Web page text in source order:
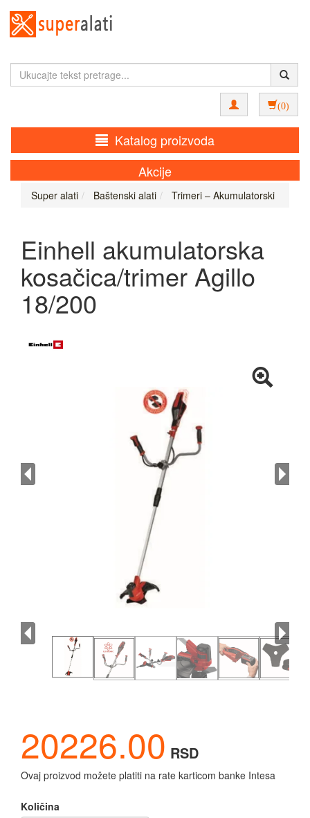
(0)
Katalog proizvoda
Akcije
Super alati Baštenski alati Trimeri – Akumulatorski
Einhell akumulatorska
kosačica/trimer Agillo
18/200
20226.00 RSD
Ovaj proizvod možete platiti na rate karticom banke Intesa
Količina